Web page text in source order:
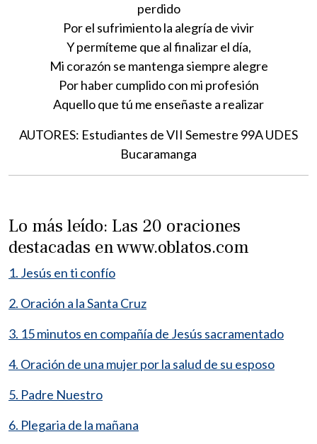
perdido
Por el sufrimiento la alegría de vivir
Y permíteme que al finalizar el día,
Mi corazón se mantenga siempre alegre
Por haber cumplido con mi profesión
Aquello que tú me enseñaste a realizar
AUTORES: Estudiantes de VII Semestre 99A UDES
Bucaramanga
Lo más leído: Las 20 oraciones
destacadas en www.oblatos.com
1. Jesús en ti confío
2. Oración a la Santa Cruz
3. 15 minutos en compañía de Jesús sacramentado
4. Oración de una mujer por la salud de su esposo
5. Padre Nuestro
6. Plegaria de la mañana